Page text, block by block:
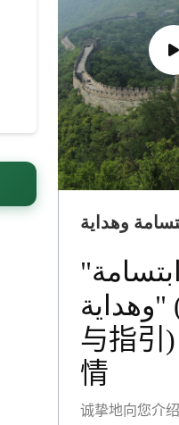
وهداية
"ابتسامة
وهداية" (微笑
与指引
情
诚挚地向您介